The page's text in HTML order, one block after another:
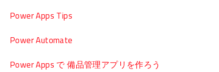
Power Apps Tips
Power Automate
Power Apps で 備品管理アプリを作ろう